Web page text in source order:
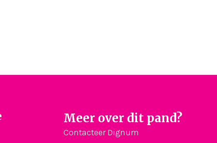
Meer over dit pand?
Contacteer Dignum